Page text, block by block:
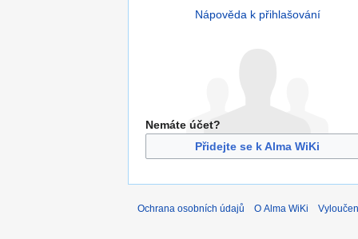
Nápověda k přihlašování
Nemáte účet?
Přidejte se k Alma WiKi
Ochrana osobních údajů O Alma WiKi